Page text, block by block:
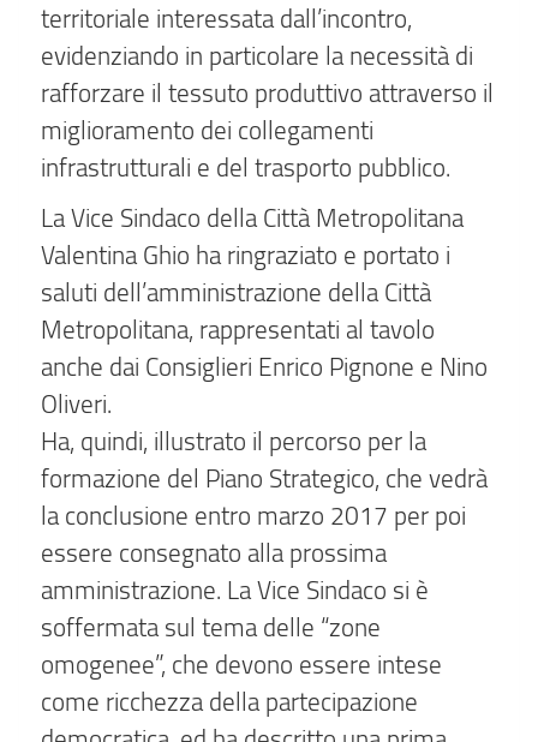
territoriale interessata dall’incontro,
evidenziando in particolare la necessità di
rafforzare il tessuto produttivo attraverso il
miglioramento dei collegamenti
infrastrutturali e del trasporto pubblico.
La Vice Sindaco della Città Metropolitana
Valentina Ghio ha ringraziato e portato i
saluti dell’amministrazione della Città
Metropolitana, rappresentati al tavolo
anche dai Consiglieri Enrico Pignone e Nino
Oliveri.
Ha, quindi, illustrato il percorso per la
formazione del Piano Strategico, che vedrà
la conclusione entro marzo 2017 per poi
essere consegnato alla prossima
amministrazione. La Vice Sindaco si è
soffermata sul tema delle “zone
omogenee”, che devono essere intese
come ricchezza della partecipazione